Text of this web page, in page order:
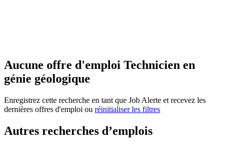
Aucune offre d'emploi Technicien en
génie géologique
Enregistrez cette recherche en tant que Job Alerte et recevez les
dernières offres d'emploi ou réinitialiser les filtres
Autres recherches d’emplois